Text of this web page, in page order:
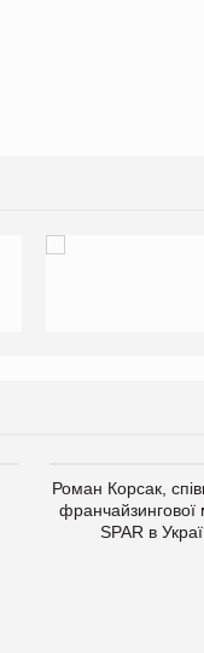
Роман Корсак,
франчайзингової
SPAR в